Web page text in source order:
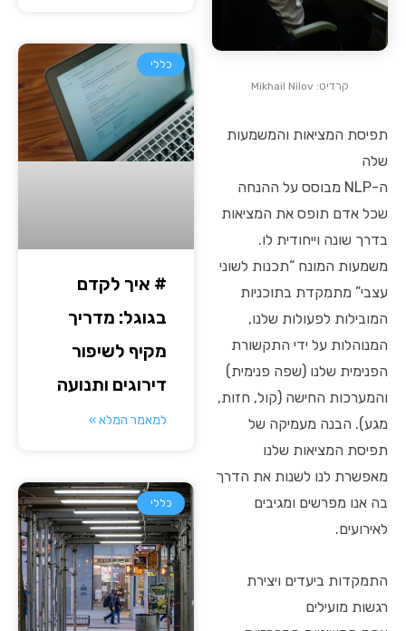
קרדיט: Mikhail Nilov
תפיסת המציאות והמשמעות
שלה
ה-NLP מבוסס על ההנחה
שכל אדם תופס את המציאות
בדרך שונה וייחודית לו.
משמעות המונח “תכנות לשוני
עצבי” מתמקדת בתוכניות
המובילות לפעולות שלנו,
המנוהלות על ידי התקשורת
הפנימית שלנו (שפה פנימית)
והמערכות החישה (קול, חזות,
מגע). הבנה מעמיקה של
תפיסת המציאות שלנו
מאפשרת לנו לשנות את הדרך
בה אנו מפרשים ומגיבים
לאירועים.
התמקדות ביעדים ויצירת
רגשות מועילים
כללי
# איך לקדם
בגוגל: מדריך
מקיף לשיפור
דירוגים ותנועה
למאמר המלא »
כללי